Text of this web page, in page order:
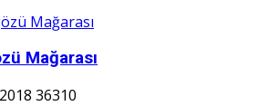
Mağarası
36310